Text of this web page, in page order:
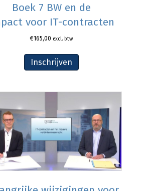
Boek 7 BW en de
voor IT-contracten
€165,00 excl. btw
Inschrijven